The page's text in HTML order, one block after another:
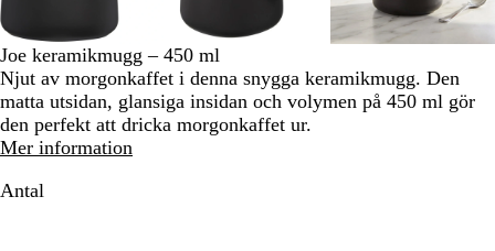
zooma
in
och
ut
och
piltangenterna
zooma
och
ut
och
att
zooma
och
ut
Joe keramikmugg – 450 ml
Njut av morgonkaffet i denna snygga keramikmugg. Den
matta utsidan, glansiga insidan och volymen på 450 ml gör
den perfekt att dricka morgonkaffet ur.
Mer information
Antal